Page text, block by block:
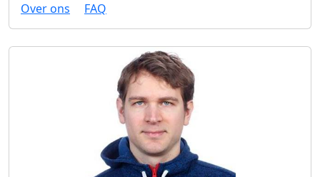
Over ons
FAQ